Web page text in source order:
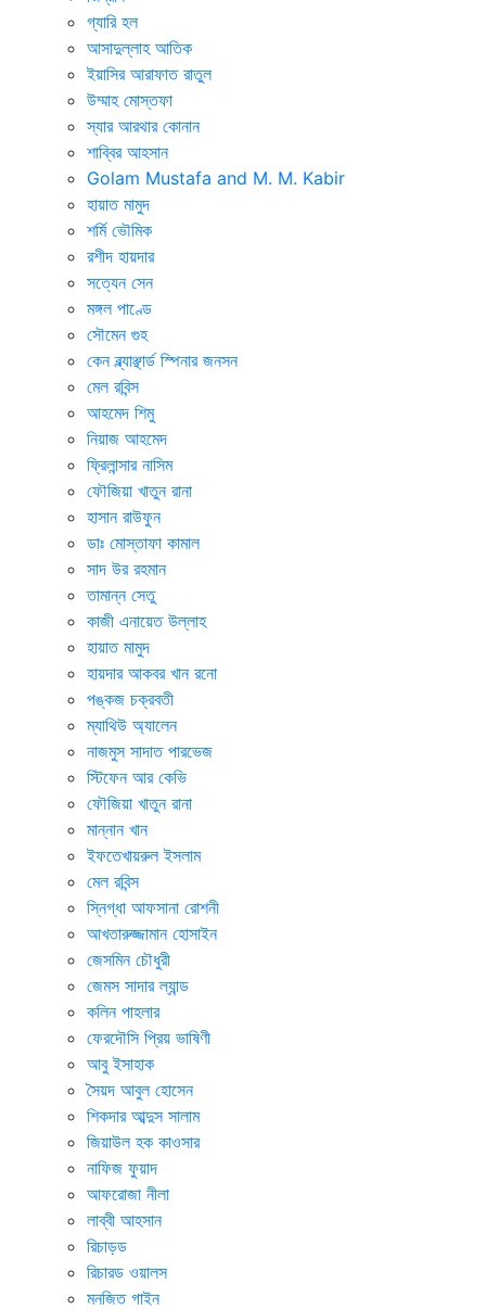
গ্যারি হল
আসাদুল্লাহ আতিক
ইয়াসির আরাফাত রাতুল
উম্মাহ মোস্তফা
স্যার আরথার কোনান
শাব্বির আহসান
Golam Mustafa and M. M. Kabir
হায়াত মামুদ
শর্মি ভৌমিক
রশীদ হায়দার
সত্যেন সেন
মঙ্গল পাণ্ডে
সৌমেন গুহ
কেন ব্ল্যাঞ্ছার্ড স্পিনার জনসন
মেল রবিন্স
আহমেদ শিমু
নিয়াজ আহমেদ
ফ্রিলান্সার নাসিম
ফৌজিয়া খাতুন রানা
হাসান রাউফুন
ডাঃ মোস্তাফা কামাল
সাদ উর রহমান
তামান্ন সেতু
কাজী এনায়েত উল্লাহ
হায়াত মামুদ
হায়দার আকবর খান রনো
পঙ্কজ চক্রবতী
ম্যাথিউ অ্যালেন
নাজমুস সাদাত পারভেজ
স্টিফেন আর কেভি
ফৌজিয়া খাতুন রানা
মান্নান খান
ইফতেখায়রুল ইসলাম
মেল রবিন্স
স্নিগ্ধা আফসানা রোশনী
আখতারুজ্জামান হোসাইন
জেসমিন চৌধুরী
জেমস সাদার ল্যান্ড
কলিন পাহলার
ফেরদৌসি প্রিয় ভাষিণী
আবু ইসাহাক
সৈয়দ আবুল হোসেন
শিকদার আব্দুস সালাম
জিয়াউল হক কাওসার
নাফিজ ফুয়াদ
আফরোজা নীলা
লাব্বী আহসান
রিচাড়ড
রিচারড ওয়ালস
মনজিত গাইন